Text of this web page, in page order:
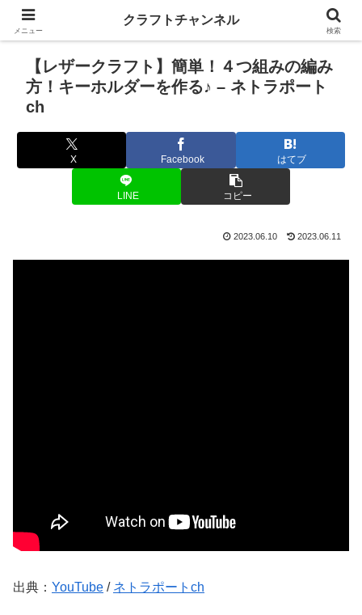
【レザークラフト】簡単！４つ組みの編み
方！キーホルダーを作る♪ – ネトラポート
ch
X Facebook はてブ
LINE コピー
2023.06.10 2023.06.11
出典： YouTube / ネトラポートch
メニュー
クラフトチャンネル
検索